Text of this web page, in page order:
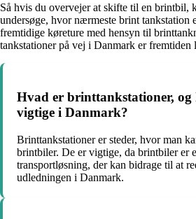
Så hvis du overvejer at skifte til en brintbil,
undersøge, hvor nærmeste brint tankstation
fremtidige køreture med hensyn til
tankstationer på vej i Danmark er
Hvad er brinttankstationer, og
vigtige i Danmark?
Brinttankstationer er steder, hvor man
brintbiler. De er vigtige, da brintbiler er
transportløsning, der kan bidrage til at
udledningen i Danmark.